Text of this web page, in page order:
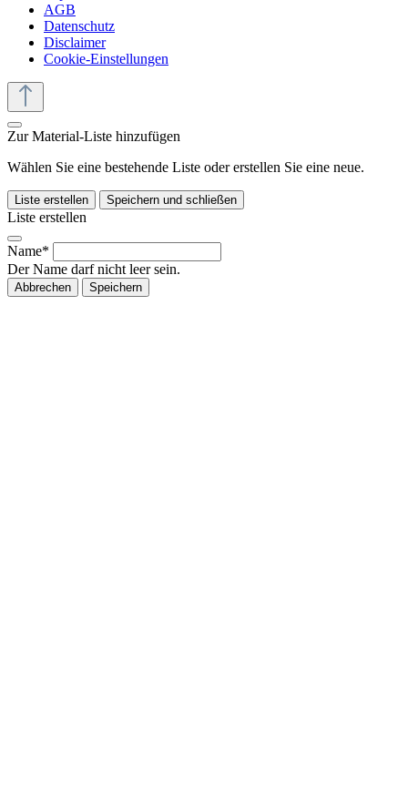
AGB
Datenschutz
Disclaimer
Cookie-Einstellungen
Zur Material-Liste hinzufügen
Wählen Sie eine bestehende Liste oder erstellen Sie eine neue.
Liste erstellen Speichern und schließen
Liste erstellen
Name*
Der Name darf nicht leer sein.
Abbrechen Speichern